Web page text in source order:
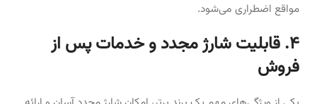
مواقع اضطراری می‌شود.
۴. قابلیت شارژ مجدد و خدمات پس از
فروش